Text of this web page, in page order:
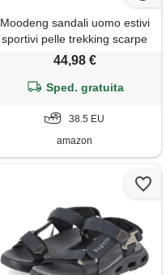
Moodeng sandali uomo estivi
sportivi pelle trekking scarpe
da spiaggia per all'aperto
44,98 €
Sped. gratuita
38.5 EU
amazon